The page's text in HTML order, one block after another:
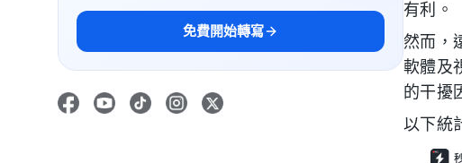
免費開始轉寫
有利。
然而，
軟體及
的干擾
以下統